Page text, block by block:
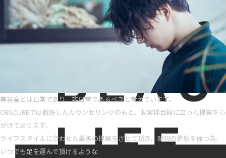
美容室とは日常であり、非日常であるべきと考えています。
OBSCUREでは徹底したカウンセリングのもと、お客様目線に立った提案を心
がけております。
ライフスタイルに合わせた最善の提案をさせて頂き、理想の状態を保つ為、
いつでも足を運んで頂けるような